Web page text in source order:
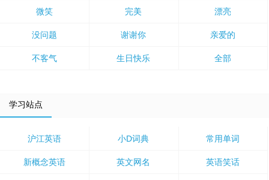
微笑 完美 漂亮
没问题 谢谢你 亲爱的
不客气 生日快乐 全部
学习站点
沪江英语 小D词典 常用单词
新概念英语 英文网名 英语笑话